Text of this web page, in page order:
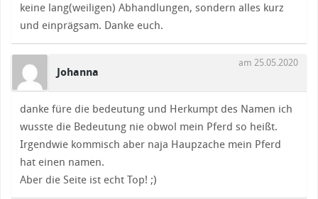
keine lang(weiligen) Abhandlungen, sondern alles kurz
und einprägsam. Danke euch.
Johanna
am 25.05.2020
danke füre die bedeutung und Herkumpt des Namen ich
wusste die Bedeutung nie obwol mein Pferd so heißt.
Irgendwie kommisch aber naja Haupzache mein Pferd
hat einen namen.
Aber die Seite ist echt Top! ;)